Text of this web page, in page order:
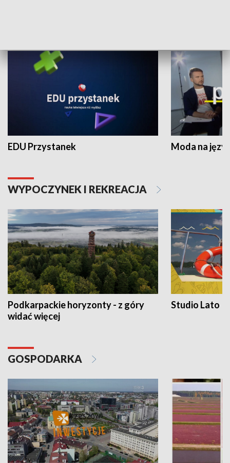
EDU Przystanek Moda na
WYPOCZYNEK I REKREACJA
Podkarpackie horyzonty - z góry
widać więcej
Studio Lato
GOSPODARKA